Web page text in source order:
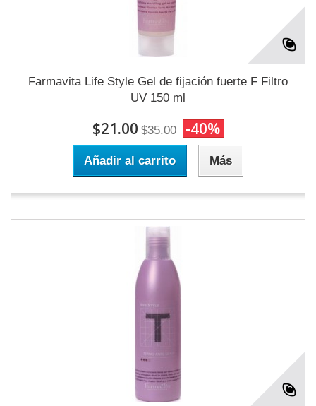
Farmavita Life Style Gel de fijación fuerte F Filtro
UV 150 ml
$21.00 $35.00 -40%
Añadir al carrito Más